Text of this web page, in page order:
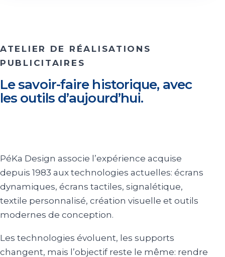
ATELIER DE RÉALISATIONS
PUBLICITAIRES
Le savoir-faire historique, avec
les outils d’aujourd’hui.
PéKa Design associe l’expérience acquise
depuis 1983 aux technologies actuelles: écrans
dynamiques, écrans tactiles, signalétique,
textile personnalisé, création visuelle et outils
modernes de conception.
Les technologies évoluent, les supports
changent, mais l’objectif reste le même: rendre